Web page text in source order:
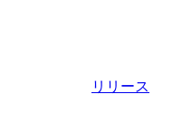
リリース